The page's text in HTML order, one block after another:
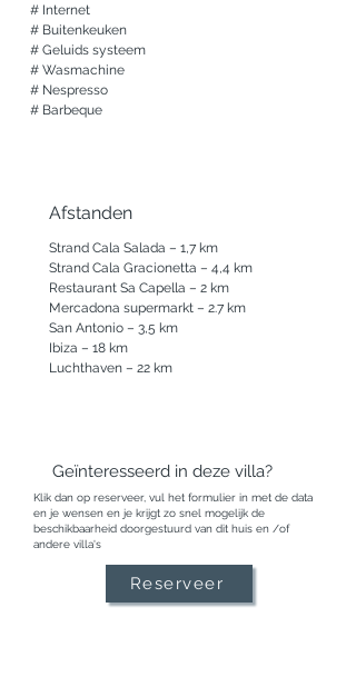
# Internet
# Buitenkeuken
# Geluids systeem
# Wasmachine
# Nespresso
# Barbeque
Afstanden
Strand Cala Salada – 1,7 km
Strand Cala Gracionetta – 4,4 km
Restaurant Sa Capella – 2 km
Mercadona supermarkt – 2.7 km
San Antonio – 3,5 km
Ibiza – 18 km
Luchthaven – 22 km
Geïnteresseerd in deze villa?
Klik dan op reserveer, vul het formulier in met de data
en je wensen en je krijgt zo snel mogelijk de
beschikbaarheid doorgestuurd van dit huis en /of
andere villa's
Reserveer